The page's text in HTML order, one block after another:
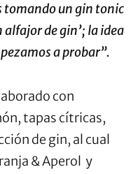
tomando un gin tonic
alfajor de gin’; la idea
a probar”.
con
tapas cítricas,
de gin, al cual
& Aperol y